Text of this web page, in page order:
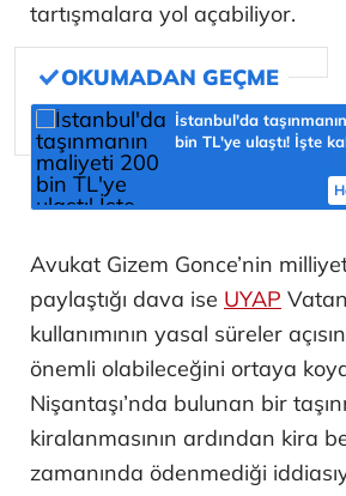
tartışmalara yol açabiliyor.
İstanbul'da
bin TL'ye ulaştı! İşte
Avukat Gizem Gonce’nin
paylaştığı dava ise UYAP
kullanımının yasal süreler
önemli olabileceğini ortaya
Nişantaşı’nda bulunan bir
kiralanmasının ardından kira
zamanında ödenmediği